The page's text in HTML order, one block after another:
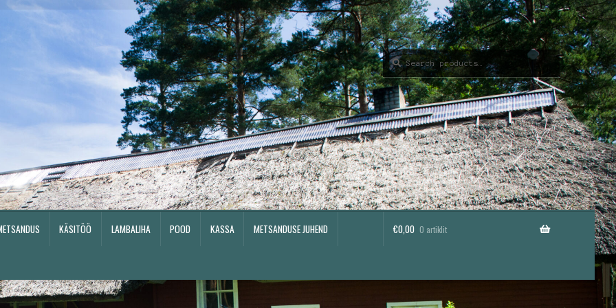
Search
for:
Search
KÄSITÖÖ LAMBALIHA POOD KASSA METSANDUSE JUHEND
PoodKassaMetsanduse juhendMetsamajanduskavad
€0,00 0 artiklit